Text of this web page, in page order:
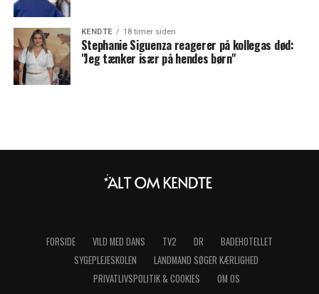
KENDTE 18 timer siden
Stephanie Siguenza reagerer på kollegas død:
"Jeg tænker især på hendes børn"
FORSIDE VILD MED DANS TV2 DR
BADEHOTELLET
SYGEPLEJESKOLEN
LANDMAND SØGER KÆRLIGHED
PRIVATLIVSPOLITIK & COOKIES
OM OS